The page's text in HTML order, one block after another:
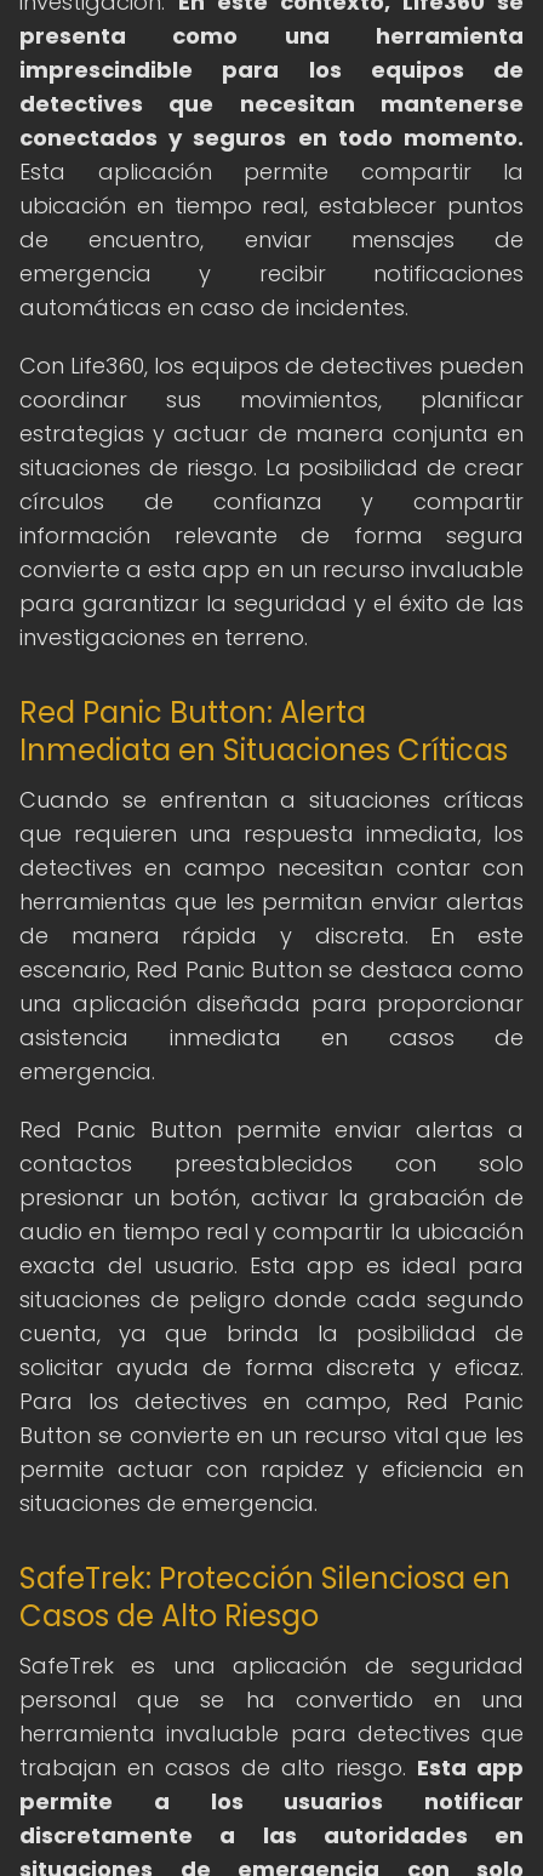
presenta como una herramienta
imprescindible para los equipos de
detectives que necesitan mantenerse
conectados y seguros en todo momento.
Esta aplicación permite compartir la
ubicación en tiempo real, establecer puntos
de encuentro, enviar mensajes de
emergencia y recibir notificaciones
automáticas en caso de incidentes.
Con Life360, los equipos de detectives pueden
coordinar sus movimientos, planificar
estrategias y actuar de manera conjunta en
situaciones de riesgo. La posibilidad de crear
círculos de confianza y compartir
información relevante de forma segura
convierte a esta app en un recurso invaluable
para garantizar la seguridad y el éxito de las
investigaciones en terreno.
Red Panic Button: Alerta
Inmediata en Situaciones Críticas
Cuando se enfrentan a situaciones críticas
que requieren una respuesta inmediata, los
detectives en campo necesitan contar con
herramientas que les permitan enviar alertas
de manera rápida y discreta. En este
escenario, Red Panic Button se destaca como
una aplicación diseñada para proporcionar
asistencia inmediata en casos de
emergencia.
Red Panic Button permite enviar alertas a
contactos preestablecidos con solo
presionar un botón, activar la grabación de
audio en tiempo real y compartir la ubicación
exacta del usuario. Esta app es ideal para
situaciones de peligro donde cada segundo
cuenta, ya que brinda la posibilidad de
solicitar ayuda de forma discreta y eficaz.
Para los detectives en campo, Red Panic
Button se convierte en un recurso vital que les
permite actuar con rapidez y eficiencia en
situaciones de emergencia.
SafeTrek: Protección Silenciosa en
Casos de Alto Riesgo
SafeTrek es una aplicación de seguridad
personal que se ha convertido en una
herramienta invaluable para detectives que
trabajan en casos de alto riesgo. Esta app
permite a los usuarios notificar
discretamente a las autoridades en
situaciones de emergencia con solo